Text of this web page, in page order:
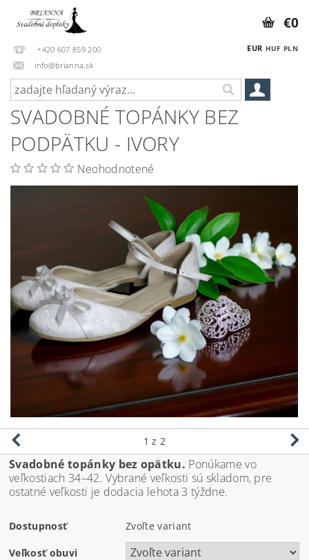
+420 607 859 200
info@brianna.sk
EUR HUF PLN
€0
SVADOBNÉ TOPÁNKY BEZ
PODPÄTKU - IVORY
Neohodnotené
1 z 2
Svadobné topánky bez opätku. Ponúkame vo
veľkostiach 34–42. Vybrané veľkosti sú skladom, pre
ostatné veľkosti je dodacia lehota 3 týždne.
Dostupnosť Zvoľte variant
Veľkosť obuvi